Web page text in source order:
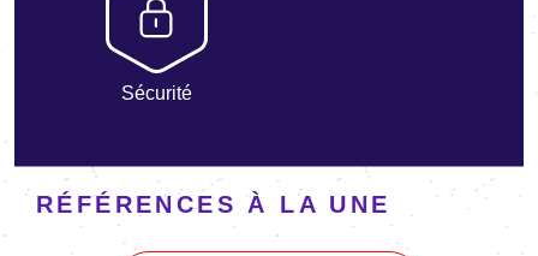
Sécurité
RÉFÉRENCES À LA UNE